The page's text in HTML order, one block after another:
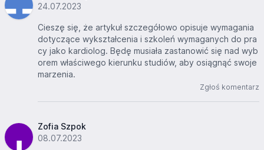
24.07.2023
Cieszę się, że artykuł szczegółowo opisuje wymagania
dotyczące wykształcenia i szkoleń wymaganych do pra
cy jako kardiolog. Będę musiała zastanowić się nad wyb
orem właściwego kierunku studiów, aby osiągnąć swoje
marzenia.
Zgłoś komentarz
Zofia Szpok
08.07.2023